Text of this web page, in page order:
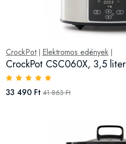
CrockPot| Elektromos edények
CrockPot CSC060X, 3,5 liter
33 490 Ft 41 863 Ft